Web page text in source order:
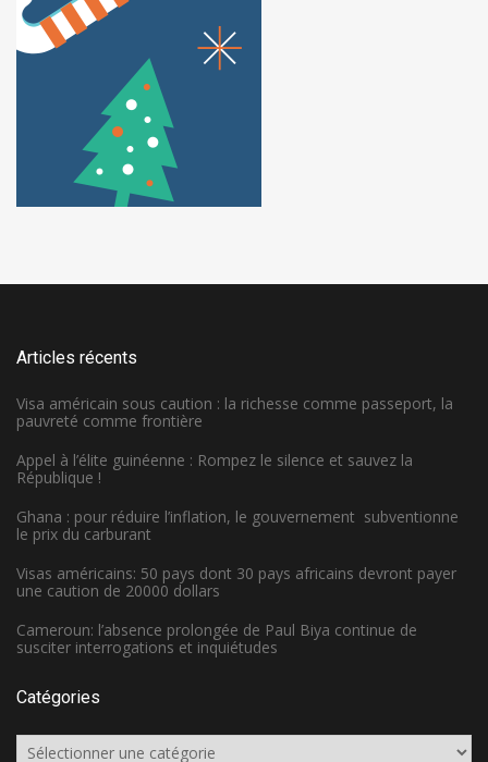
Articles récents
Visa américain sous caution : la richesse comme passeport, la
pauvreté comme frontière
Appel à l’élite guinéenne : Rompez le silence et sauvez la
République !
Ghana : pour réduire l’inflation, le gouvernement subventionne
le prix du carburant
Visas américains: 50 pays dont 30 pays africains devront payer
une caution de 20000 dollars
Cameroun: l’absence prolongée de Paul Biya continue de
susciter interrogations et inquiétudes
Catégories
Catégories